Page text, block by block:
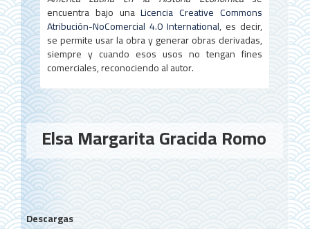
encuentra bajo unaLicencia Creative Commons
Atribución-NoComercial 4.0 International, es decir,
se permite usar la obra y generar obras derivadas,
siempre y cuando esos usos no tengan fines
comerciales, reconociendo al autor.
Contenido
principal
del
artículo
Elsa Margarita Gracida Romo
Descargas